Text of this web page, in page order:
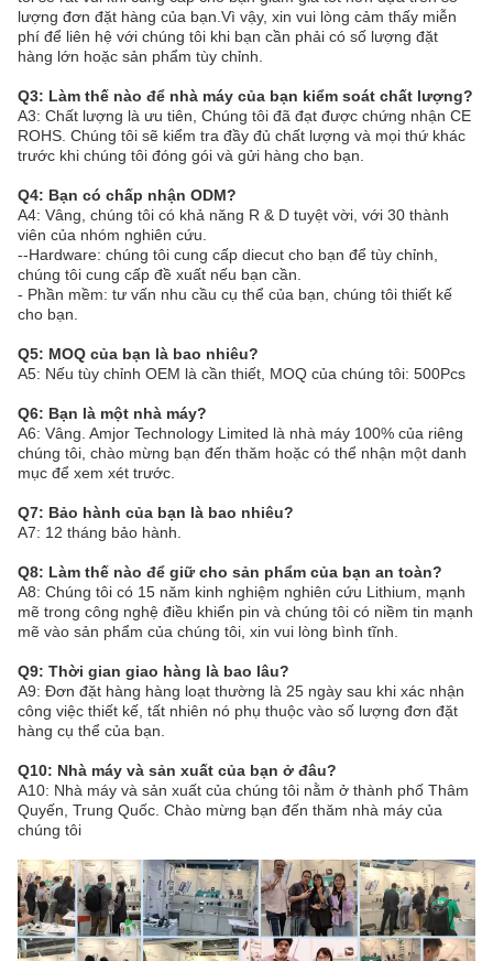
lượng đơn đặt hàng của bạn.Vì vậy, xin vui lòng cảm thấy miễn
phí để liên hệ với chúng tôi khi bạn cần phải có số lượng đặt
hàng lớn hoặc sản phẩm tùy chỉnh.
Q3: Làm thế nào để nhà máy của bạn kiểm soát chất lượng?
A3: Chất lượng là ưu tiên, Chúng tôi đã đạt được chứng nhận CE
ROHS. Chúng tôi sẽ kiểm tra đầy đủ chất lượng và mọi thứ khác
trước khi chúng tôi đóng gói và gửi hàng cho bạn.
Q4: Bạn có chấp nhận ODM?
A4: Vâng, chúng tôi có khả năng R & D tuyệt vời, với 30 thành
viên của nhóm nghiên cứu.
--Hardware: chúng tôi cung cấp diecut cho bạn để tùy chỉnh,
chúng tôi cung cấp đề xuất nếu bạn cần.
- Phần mềm: tư vấn nhu cầu cụ thể của bạn, chúng tôi thiết kế
cho bạn.
Q5: MOQ của bạn là bao nhiêu?
A5: Nếu tùy chỉnh OEM là cần thiết, MOQ của chúng tôi: 500Pcs
Q6: Bạn là một nhà máy?
A6: Vâng. Amjor Technology Limited là nhà máy 100% của riêng
chúng tôi, chào mừng bạn đến thăm hoặc có thể nhận một danh
mục để xem xét trước.
Q7: Bảo hành của bạn là bao nhiêu?
A7: 12 tháng bảo hành.
Q8: Làm thế nào để giữ cho sản phẩm của bạn an toàn?
A8: Chúng tôi có 15 năm kinh nghiệm nghiên cứu Lithium, mạnh
mẽ trong công nghệ điều khiển pin và chúng tôi có niềm tin mạnh
mẽ vào sản phẩm của chúng tôi, xin vui lòng bình tĩnh.
Q9: Thời gian giao hàng là bao lâu?
A9: Đơn đặt hàng hàng loạt thường là 25 ngày sau khi xác nhận
công việc thiết kế, tất nhiên nó phụ thuộc vào số lượng đơn đặt
hàng cụ thể của bạn.
Q10: Nhà máy và sản xuất của bạn ở đâu?
A10: Nhà máy và sản xuất của chúng tôi nằm ở thành phố Thâm
Quyến, Trung Quốc. Chào mừng bạn đến thăm nhà máy của
chúng tôi